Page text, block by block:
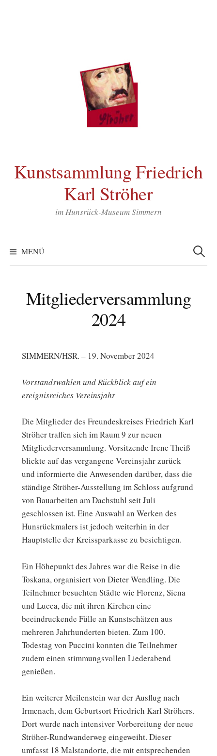
Kunstsammlung Friedrich
Karl Ströher
im Hunsrück-Museum Simmern
MENÜ
Suchen
nach:
Mitgliederversammlung
2024
SIMMERN/HSR. – 19. November 2024
Vorstandswahlen und Rückblick auf ein
ereignisreiches Vereinsjahr
Die Mitglieder des Freundeskreises Friedrich Karl
Ströher traffen sich im Raum 9 zur neuen
Mitgliederversammlung. Vorsitzende Irene Theiß
blickte auf das vergangene Vereinsjahr zurück
und informierte die Anwesenden darüber, dass die
ständige Ströher-Ausstellung im Schloss aufgrund
von Bauarbeiten am Dachstuhl seit Juli
geschlossen ist. Eine Auswahl an Werken des
Hunsrückmalers ist jedoch weiterhin in der
Hauptstelle der Kreissparkasse zu besichtigen.
Ein Höhepunkt des Jahres war die Reise in die
Toskana, organisiert von Dieter Wendling. Die
Teilnehmer besuchten Städte wie Florenz, Siena
und Lucca, die mit ihren Kirchen eine
beeindruckende Fülle an Kunstschätzen aus
mehreren Jahrhunderten bieten. Zum 100.
Todestag von Puccini konnten die Teilnehmer
zudem einen stimmungsvollen Liederabend
genießen.
Ein weiterer Meilenstein war der Ausflug nach
Irmenach, dem Geburtsort Friedrich Karl Ströhers.
Dort wurde nach intensiver Vorbereitung der neue
Ströher-Rundwanderweg eingeweiht. Dieser
umfasst 18 Malstandorte, die mit entsprechenden